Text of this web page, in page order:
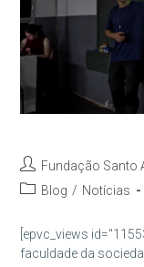
Autor
do
Fundação Santo
Categoria
post:
Blog / Notícias
[epvc_views
faculdade da